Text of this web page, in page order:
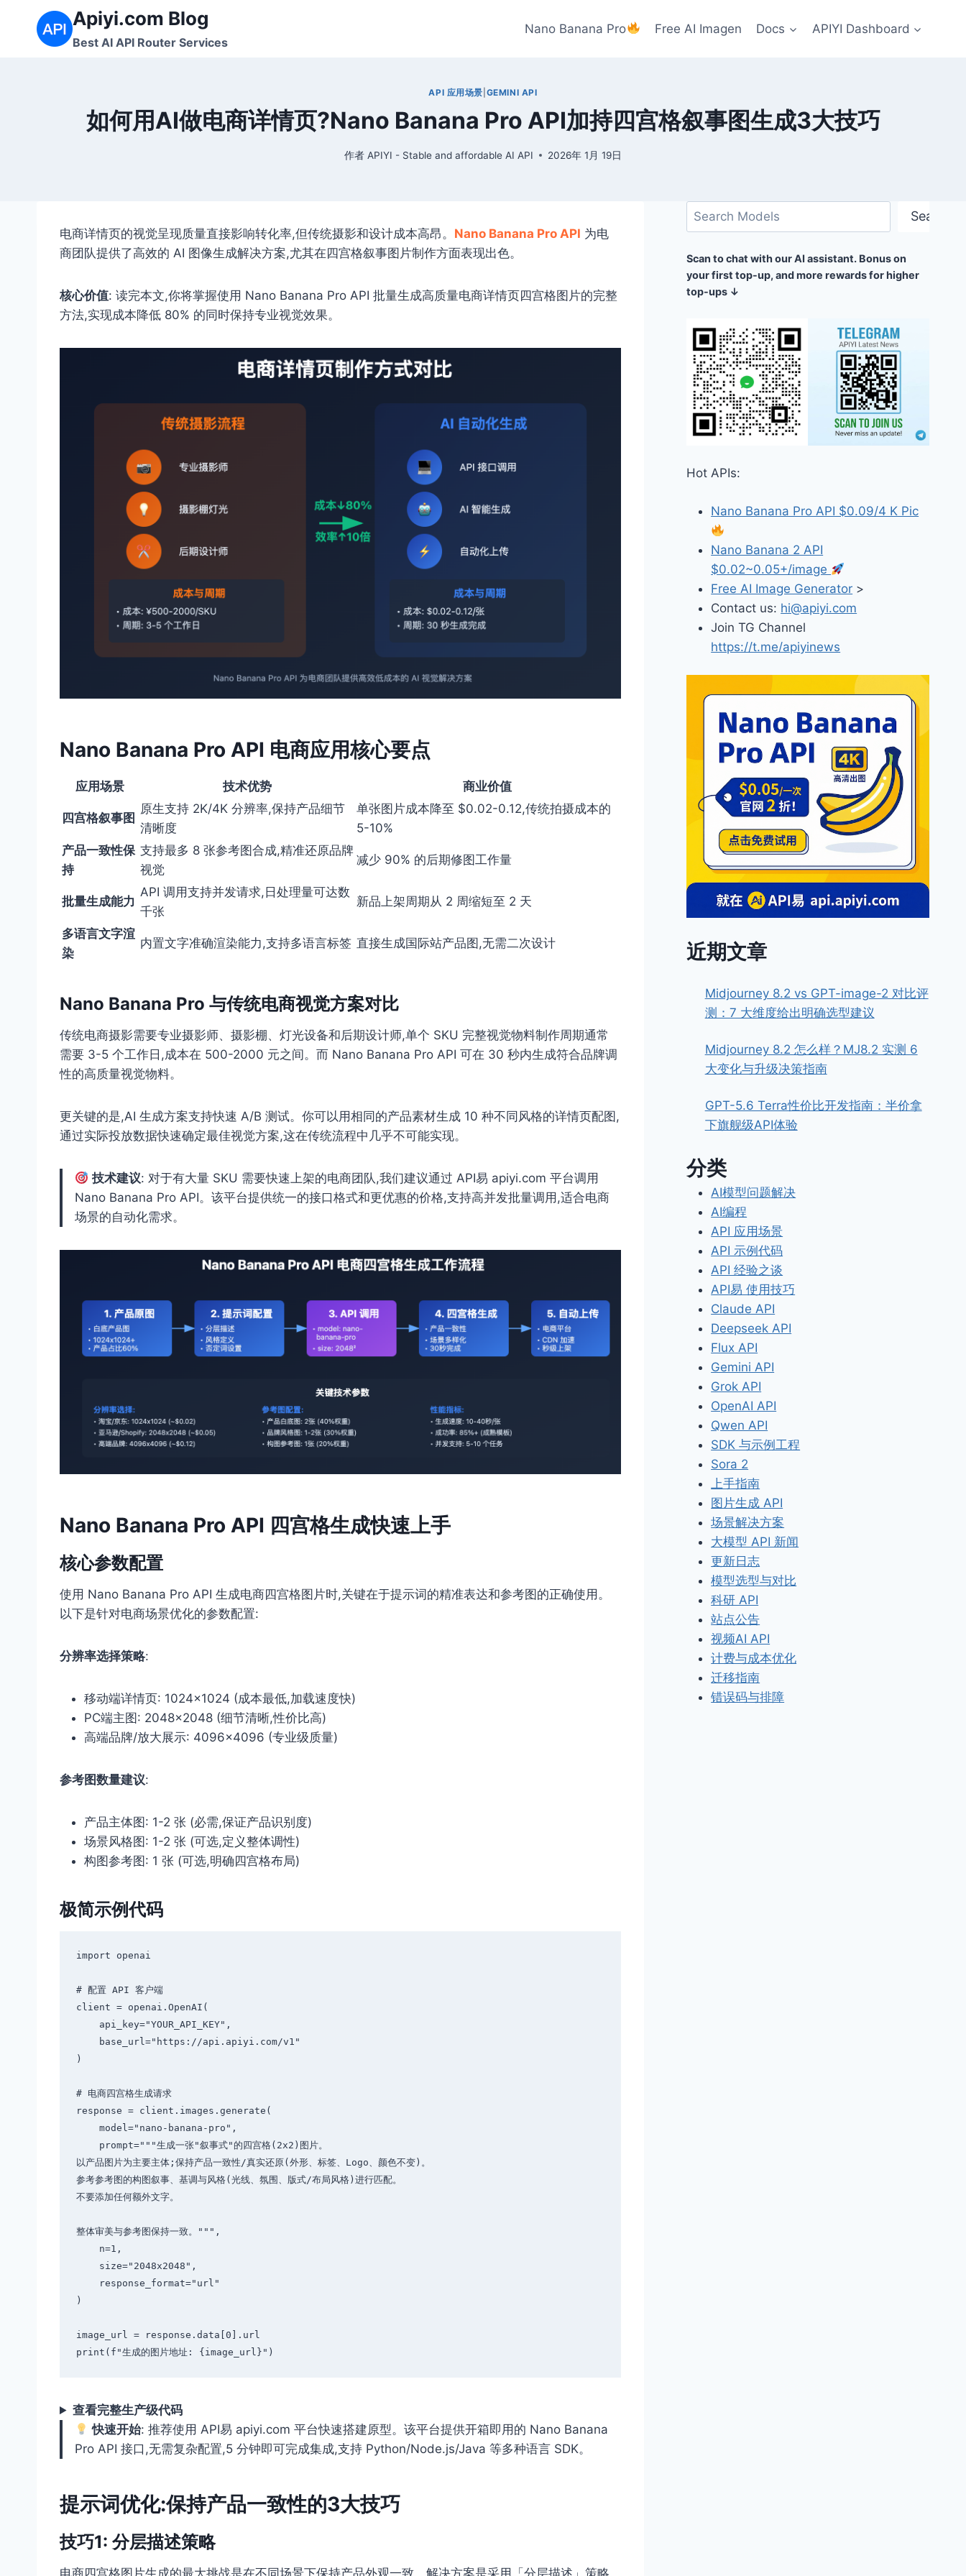
Apiyi.com Blog
Best AI API Router Services
Nano Banana Pro Free AI Imagen Docs APIYI Dashboard
API 应用场景 GEMINI API
如何用AI做电商详情页?Nano Banana Pro API加持四宫格叙事图生成3大技巧
作者 APIYI - Stable and affordable AI API 2026年 1月 19日
电商详情页的视觉呈现质量直接影响转化率,但传统摄影和设计成本高昂。 Nano Banana Pro API 为电
商团队提供了高效的 AI 图像生成解决方案,尤其在四宫格叙事图片制作方面表现出色。
核心价值: 读完本文,你将掌握使用 Nano Banana Pro API 批量生成高质量电商详情页四宫格图片的完整
方法,实现成本降低 80% 的同时保持专业视觉效果。
Nano Banana Pro API 电商应用核心要点
应用场景 技术优势 商业价值
四宫格叙事图
原生支持 2K/4K 分辨率,保持产品细节
清晰度
单张图片成本降至 $0.02-0.12,传统拍摄成本的
5-10%
产品一致性保
持
支持最多 8 张参考图合成,精准还原品牌
视觉
减少 90% 的后期修图工作量
批量生成能力
API 调用支持并发请求,日处理量可达数
千张
新品上架周期从 2 周缩短至 2 天
多语言文字渲
染
内置文字准确渲染能力,支持多语言标签 直接生成国际站产品图,无需二次设计
Nano Banana Pro 与传统电商视觉方案对比
传统电商摄影需要专业摄影师、摄影棚、灯光设备和后期设计师,单个 SKU 完整视觉物料制作周期通常
需要 3-5 个工作日,成本在 500-2000 元之间。而 Nano Banana Pro API 可在 30 秒内生成符合品牌调
性的高质量视觉物料。
更关键的是,AI 生成方案支持快速 A/B 测试。你可以用相同的产品素材生成 10 种不同风格的详情页配图,
通过实际投放数据快速确定最佳视觉方案,这在传统流程中几乎不可能实现。
技术建议: 对于有大量 SKU 需要快速上架的电商团队,我们建议通过 API易 apiyi.com 平台调用
Nano Banana Pro API。该平台提供统一的接口格式和更优惠的价格,支持高并发批量调用,适合电商
场景的自动化需求。
Nano Banana Pro API 四宫格生成快速上手
核心参数配置
使用 Nano Banana Pro API 生成电商四宫格图片时,关键在于提示词的精准表达和参考图的正确使用。
以下是针对电商场景优化的参数配置:
分辨率选择策略:
移动端详情页: 1024×1024 (成本最低,加载速度快)
PC端主图: 2048×2048 (细节清晰,性价比高)
高端品牌/放大展示: 4096×4096 (专业级质量)
参考图数量建议:
产品主体图: 1-2 张 (必需,保证产品识别度)
场景风格图: 1-2 张 (可选,定义整体调性)
构图参考图: 1 张 (可选,明确四宫格布局)
极简示例代码
import openai
# 配置 API 客户端
client = openai.OpenAI(
)
# 电商四宫格生成请求
response = client.images.generate(
以产品图片为主要主体;保持产品一致性/真实还原(外形、标签、Logo、颜色不变)。
参考参考图的构图叙事、基调与风格(光线、氛围、版式/布局风格)进行匹配。
不要添加任何额外文字。
整体审美与参考图保持一致。""",
)
image_url = response.data[0].url
查看完整生产级代码
快速开始: 推荐使用 API易 apiyi.com 平台快速搭建原型。该平台提供开箱即用的 Nano Banana
Pro API 接口,无需复杂配置,5 分钟即可完成集成,支持 Python/Node.js/Java 等多种语言 SDK。
提示词优化:保持产品一致性的3大技巧
技巧1: 分层描述策略
搜
索
Search
Scan to chat with our AI assistant. Bonus on
your first top-up, and more rewards for higher
top-ups ↓
Hot APIs:
Nano Banana Pro API $0.09/4 K Pic
Nano Banana 2 API
$0.02~0.05+/image
Free AI Image Generator >
Contact us: hi@apiyi.com
Join TG Channel
https://t.me/apiyinews
近期文章
Midjourney 8.2 vs GPT-image-2 对比评
测：7 大维度给出明确选型建议
Midjourney 8.2 怎么样？MJ8.2 实测 6
大变化与升级决策指南
GPT-5.6 Terra性价比开发指南：半价拿
下旗舰级API体验
分类
AI模型问题解决
AI编程
API 应用场景
API 示例代码
API 经验之谈
API易 使用技巧
Claude API
Deepseek API
Flux API
Gemini API
Grok API
OpenAI API
Qwen API
SDK 与示例工程
Sora 2
上手指南
图片生成 API
场景解决方案
大模型 API 新闻
更新日志
模型选型与对比
科研 API
站点公告
视频AI API
计费与成本优化
迁移指南
错误码与排障